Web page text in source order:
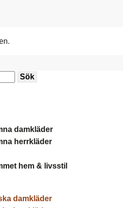
Sök
damkläder
herrkläder
hem & livsstil
damkläder